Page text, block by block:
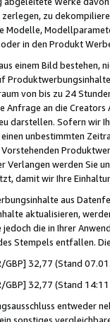
zu
Modelle,
in den Produkt
einem Bild bestehen,
von bis zu 24
an die
darstellen. Sofern wir
unbestimmten
Verlangen werden Sie
damit wir Ihre
aus
aktualisieren,
die in Ihrer
Stempels entfallen.
GBP] 32,77 (Stand
GBP] 32,77 (Stand
entweder
sonstiges